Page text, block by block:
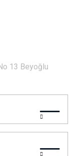
13 Beyoğlu